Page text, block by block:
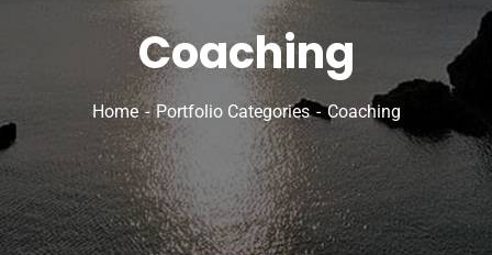
Coaching
Home Portfolio Categories Coaching